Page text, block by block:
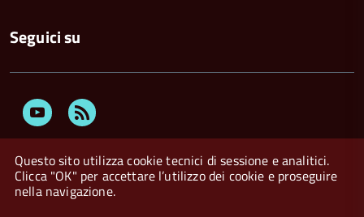
Questo sito utilizza cookie tecnici di sessione e analitici.
Clicca "OK" per accettare l’utilizzo dei cookie e proseguire
nella navigazione.
Seguici su
Youtube